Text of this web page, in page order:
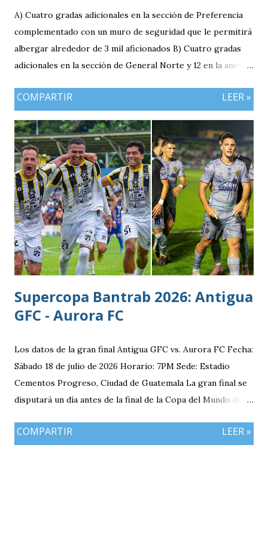
A) Cuatro gradas adicionales en la sección de Preferencia
complementado con un muro de seguridad que le permitirá
albergar alrededor de 3 mil aficionados B) Cuatro gradas
adicionales en la sección de General Norte y 12 en la anexa
El área de la General Sur con entrada independiente será
del estadio queda ahora en 7 mil aficionados. Este domingo
se implementará un parqueo cuyo costo es de Q25
quetzales pero tiene un cupo limitadp. Continúa vigente el
servicio anterior en donde los aficionados se podrán
estacionar en el Parqueo de Tikal Futura. via.
COMPARTIR LEER »
Supercopa Bantrab 2026: Antigua
GFC - Aurora FC
Los datos de la gran final Antigua GFC vs. Aurora FC Fecha:
Sábado 18 de julio de 2026 Horario: 7PM Sede: Estadio
Cementos Progreso, Ciudad de Guatemala La gran final se
disputará un día antes de la final de la Copa del Mundo de la
especialmente futbolera para los aficionados
COMPARTIR LEER »